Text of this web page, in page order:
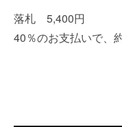
落札 5,400円
40％のお支払いで、